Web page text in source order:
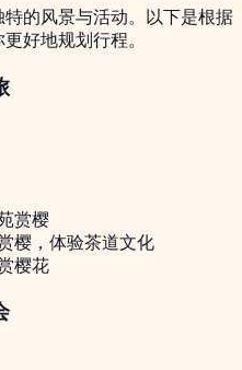
的风景与活动。以下是根据
好地规划行程。
赏樱
樱，体验茶道文化
樱花